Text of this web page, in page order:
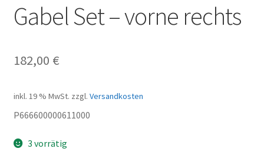
Gabel Set – vorne rechts
182,00 €
inkl. 19 % MwSt. zzgl. Versandkosten
P666600000611000
3 vorrätig